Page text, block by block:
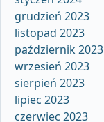
grudzień 2023
listopad 2023
październik 2023
wrzesień 2023
sierpień 2023
lipiec 2023
czerwiec 2023